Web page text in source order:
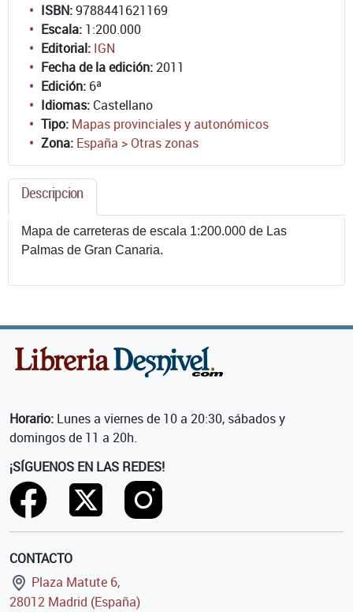
ISBN:9788441621169
Escala: 1:200.000
Editorial: IGN
Fecha de la edición:2011
Edición: 6ª
Idiomas: Castellano
Tipo: Mapas provinciales y autonómicos
Zona: España > Otras zonas
Descripcion
Mapa de carreteras de escala 1:200.000 de Las
Palmas de Gran Canaria.
Horario: Lunes a viernes de 10 a 20:30, sábados y
domingos de 11 a 20h.
¡SÍGUENOS EN LAS REDES!
CONTACTO
Plaza Matute 6,
28012 Madrid (España)